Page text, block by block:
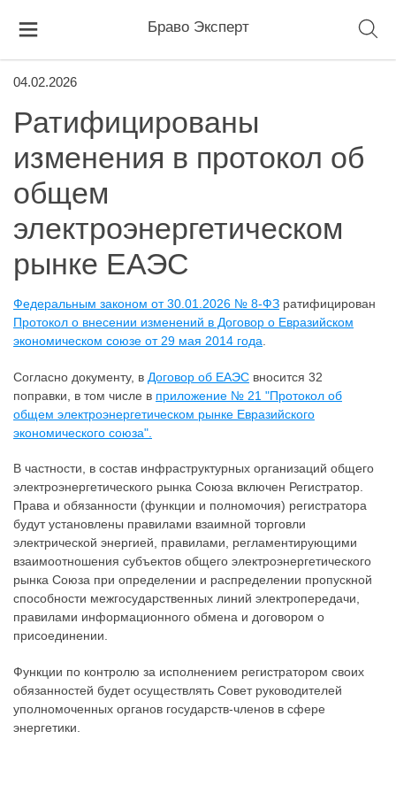
Браво Эксперт
04.02.2026
Ратифицированы
изменения в протокол об
общем
электроэнергетическом
рынке ЕАЭС
Федеральным законом от 30.01.2026 № 8-ФЗ ратифицирован
Протокол о внесении изменений в Договор о Евразийском
экономическом союзе от 29 мая 2014 года
Согласно документу, в Договор об ЕАЭС вносится 32
поправки, в том числе в приложение № 21 "Протокол об
общем электроэнергетическом рынке Евразийского
экономического союза".
В частности, в состав инфраструктурных организаций общего
электроэнергетического рынка Союза включен Регистратор.
Права и обязанности (функции и полномочия) регистратора
будут установлены правилами взаимной торговли
электрической энергией, правилами, регламентирующими
взаимоотношения субъектов общего электроэнергетического
рынка Союза при определении и распределении пропускной
способности межгосударственных линий электропередачи,
правилами информационного обмена и договором о
присоединении.
Функции по контролю за исполнением регистратором своих
обязанностей будет осуществлять Совет руководителей
уполномоченных органов государств-членов в сфере
энергетики.